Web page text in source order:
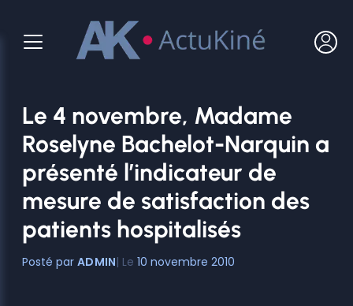
contenu
Le 4 novembre, Madame
Roselyne Bachelot-Narquin a
présenté l’indicateur de
mesure de satisfaction des
patients hospitalisés
ADMIN 10 novembre 2010